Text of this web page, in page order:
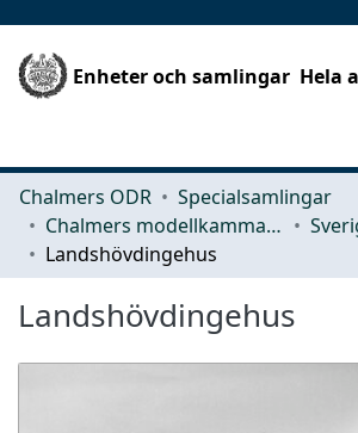
Enheter och samlingar Hela
Chalmers ODR
Specialsamlingar
Chalmers modellkammare
Landshövdingehus
Landshövdingehus